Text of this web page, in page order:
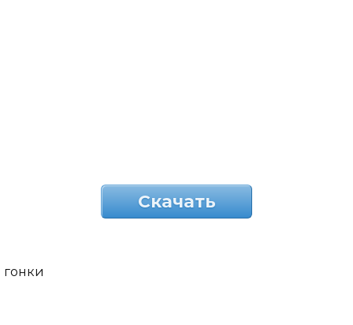
Скачать
гонки